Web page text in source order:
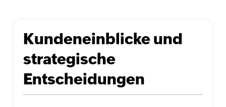
Kundeneinblicke und
strategische
Entscheidungen